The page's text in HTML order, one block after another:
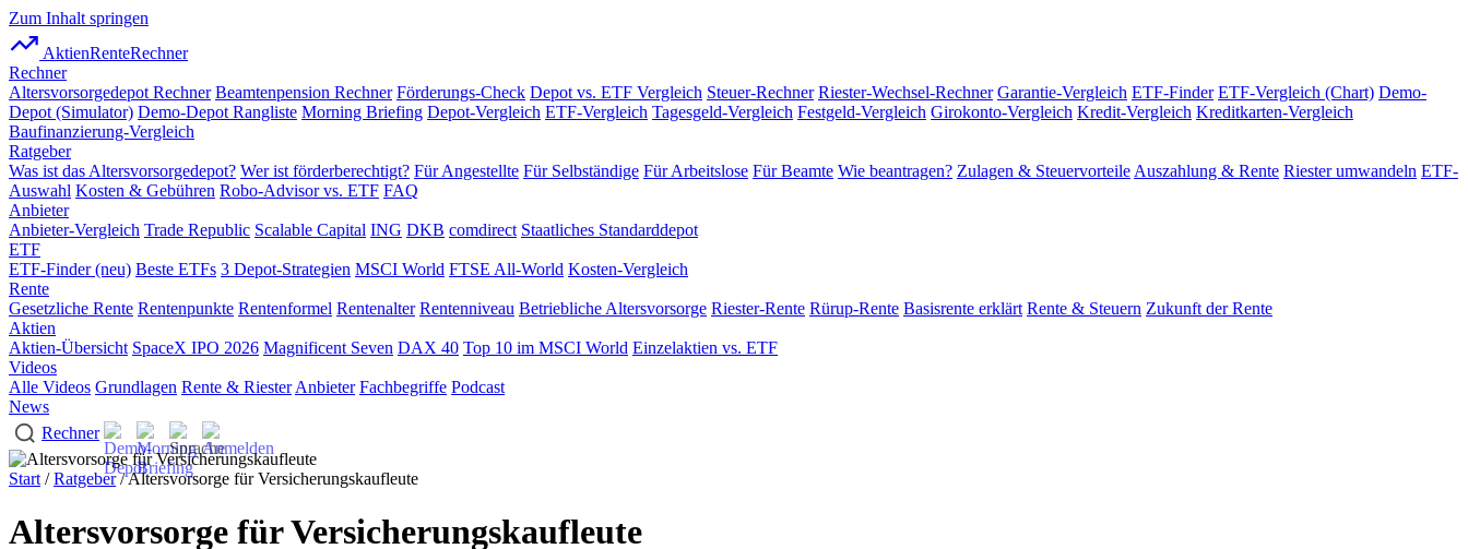
Zum Inhalt springen
AktienRenteRechner
Rechner
Altersvorsorgedepot Rechner Beamtenpension Rechner Förderungs-Check Depot vs. ETF Vergleich Steuer-Rechner Riester-Wechsel-Rechner Garantie-Vergleich ETF-Finder ETF-Vergleich (Chart) Demo-
Depot (Simulator) Demo-Depot Rangliste Morning Briefing Depot-Vergleich ETF-Vergleich Tagesgeld-Vergleich Festgeld-Vergleich Girokonto-Vergleich Kredit-Vergleich Kreditkarten-Vergleich
Baufinanzierung-Vergleich
Ratgeber
Was ist das Altersvorsorgedepot? Wer ist förderberechtigt? Für Angestellte Für Selbständige Für Arbeitslose Für Beamte Wie beantragen? Zulagen & Steuervorteile Auszahlung & Rente Riester umwandeln ETF-
Auswahl Kosten & Gebühren Robo-Advisor vs. ETF FAQ
Anbieter
Anbieter-Vergleich Trade Republic Scalable Capital ING DKB comdirect Staatliches Standarddepot
ETF
ETF-Finder (neu) Beste ETFs 3 Depot-Strategien MSCI World FTSE All-World Kosten-Vergleich
Rente
Gesetzliche Rente Rentenpunkte Rentenformel Rentenalter Rentenniveau Betriebliche Altersvorsorge Riester-Rente Rürup-Rente Basisrente erklärt Rente & Steuern Zukunft der Rente
Aktien
Aktien-Übersicht SpaceX IPO 2026 Magnificent Seven DAX 40 Top 10 im MSCI World Einzelaktien vs. ETF
Videos
Alle Videos Grundlagen Rente & Riester Anbieter Fachbegriffe Podcast
News
Rechner
Start /Ratgeber/ Altersvorsorge für Versicherungskaufleute
Altersvorsorge für Versicherungskaufleute